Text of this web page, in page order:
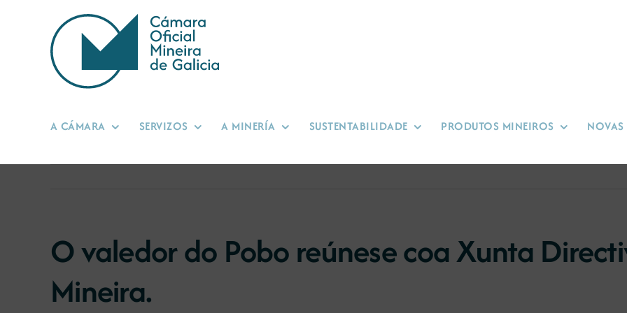
A CÁMARA SERVIZOS A MINERÍA SUSTENTABILIDADE PRODUTOS MINEIROS NOVAS
O valedor do Pobo reúnese coa Xunta
Mineira.